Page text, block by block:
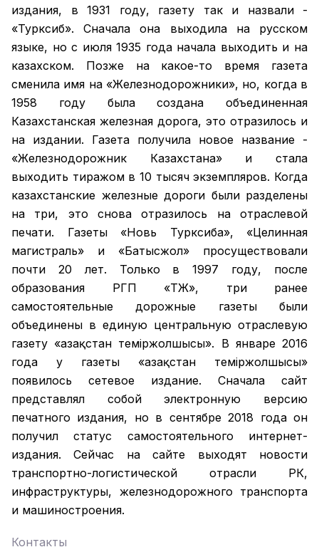
издания, в 1931 году, газету так и назвали -
«Турксиб». Сначала она выходила на русском
языке, но с июля 1935 года начала выходить и на
казахском. Позже на какое-то время газета
сменила имя на «Железнодорожники», но, когда в
1958 году была создана объединенная
Казахстанская железная дорога, это отразилось и
на издании. Газета получила новое название -
«Железнодорожник Казахстана» и стала
выходить тиражом в 10 тысяч экземпляров. Когда
казахстанские железные дороги были разделены
на три, это снова отразилось на отраслевой
печати. Газеты «Новь Турксиба», «Целинная
магистраль» и «Батысжол» просуществовали
почти 20 лет. Только в 1997 году, после
образования РГП «ҚТЖ», три ранее
самостоятельные дорожные газеты были
объединены в единую центральную отраслевую
газету «Қазақстан темiржолшысы». В январе 2016
года у газеты «Қазақстан теміржолшысы»
появилось сетевое издание. Сначала сайт
представлял собой электронную версию
печатного издания, но в сентябре 2018 года он
получил статус самостоятельного интернет-
издания. Сейчас на сайте выходят новости
транспортно-логистической отрасли РК,
инфраструктуры, железнодорожного транспорта
и машиностроения.
Контакты